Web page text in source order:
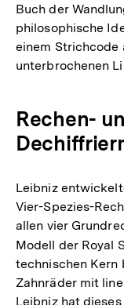
Buch der
philosophische
einem Strichcode
unterbrochenen
Rechen-
Leibniz
Vier-Spezies-
allen vier
Modell der Royal
technischen Kern
Zahnräder mit
Leibniz hat